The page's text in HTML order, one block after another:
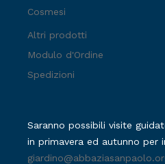
Cosmesi
Altri prodotti
Modulo d'Ordine
Spedizioni
Saranno possibili visite
in primavera ed autunno per